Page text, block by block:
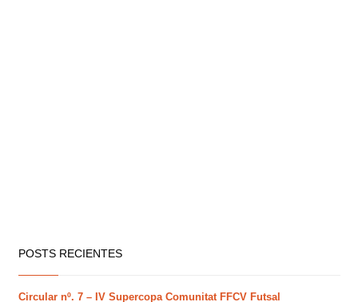
POSTS RECIENTES
Circular nº. 7 – IV Supercopa Comunitat FFCV Futsal